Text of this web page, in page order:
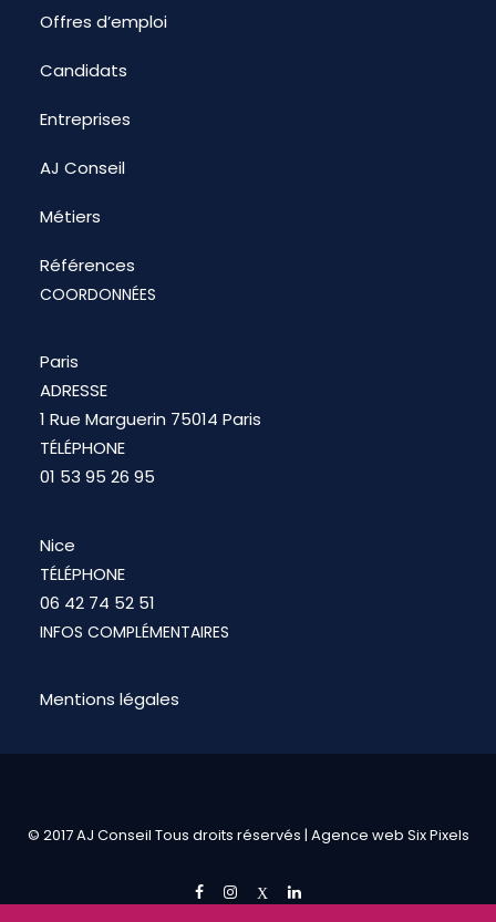
Offres d’emploi
Candidats
Entreprises
AJ Conseil
Métiers
Références
COORDONNÉES
Paris
ADRESSE
1 Rue Marguerin 75014 Paris
TÉLÉPHONE
01 53 95 26 95
Nice
TÉLÉPHONE
06 42 74 52 51
INFOS COMPLÉMENTAIRES
Mentions légales
© 2017 AJ Conseil Tous droits réservés | Agence web Six Pixels